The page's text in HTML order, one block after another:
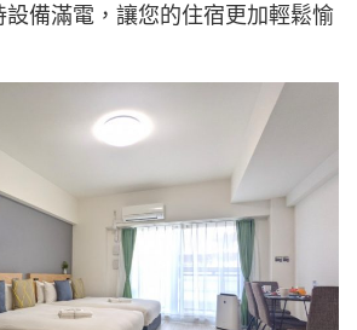
備滿電，讓您的住宿更加輕鬆愉